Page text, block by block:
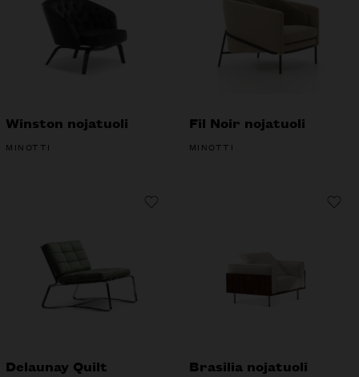
Winston nojatuoli
MINOTTI
Fil Noir nojatuoli
MINOTTI
Delaunay Quilt
Brasilia nojatuoli